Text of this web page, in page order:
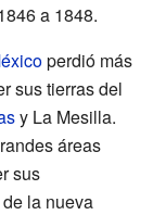
a 1848.
perdió más
sus tierras del
y La Mesilla.
áreas
sus
la nueva